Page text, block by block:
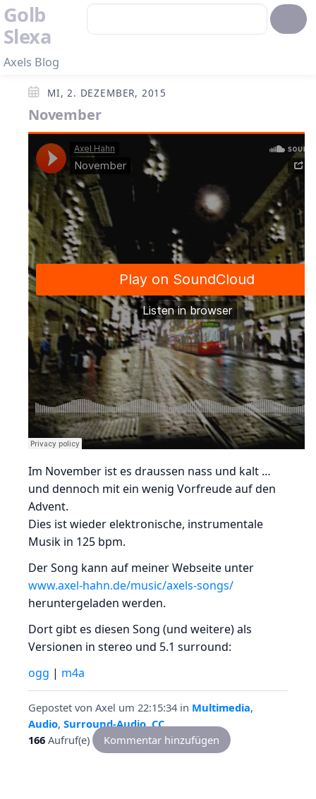
Golb
Slexa
Axels Blog
MI, 2. DEZEMBER, 2015
November
Im November ist es draussen nass und kalt …
und dennoch mit ein wenig Vorfreude auf den
Advent.
Dies ist wieder elektronische, instrumentale
Musik in 125 bpm.
Der Song kann auf meiner Webseite unter
www.axel-hahn.de/music/axels-songs/
heruntergeladen werden.
Dort gibt es diesen Song (und weitere) als
Versionen in stereo und 5.1 surround:
ogg | m4a
Gepostet von Axel um 22:15:34 in Multimedia,
Audio, Surround-Audio,CC
166 Aufruf(e) Kommentar hinzufügen